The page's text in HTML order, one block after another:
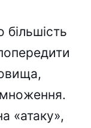
більшість
«атаку»,